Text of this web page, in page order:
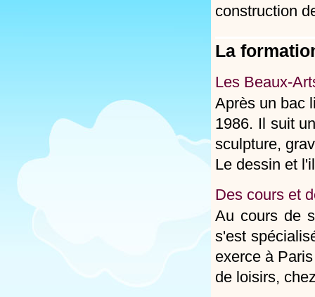
construction
La
Les Beaux-
Après un bac
1986. Il suit
sculpture,
Le dessin et
Des cours et
Au cours de
s'est
exerce à
de loisirs,